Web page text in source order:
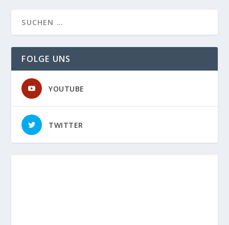
FOLGE UNS
YOUTUBE
TWITTER